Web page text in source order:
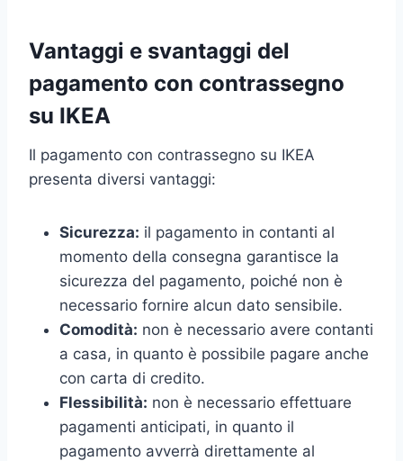
Vantaggi e svantaggi del
pagamento con contrassegno
su IKEA
Il pagamento con contrassegno su IKEA
presenta diversi vantaggi:
Sicurezza: il pagamento in contanti al
momento della consegna garantisce la
sicurezza del pagamento, poiché non è
necessario fornire alcun dato sensibile.
Comodità: non è necessario avere contanti
a casa, in quanto è possibile pagare anche
con carta di credito.
Flessibilità: non è necessario effettuare
pagamenti anticipati, in quanto il
pagamento avverrà direttamente al